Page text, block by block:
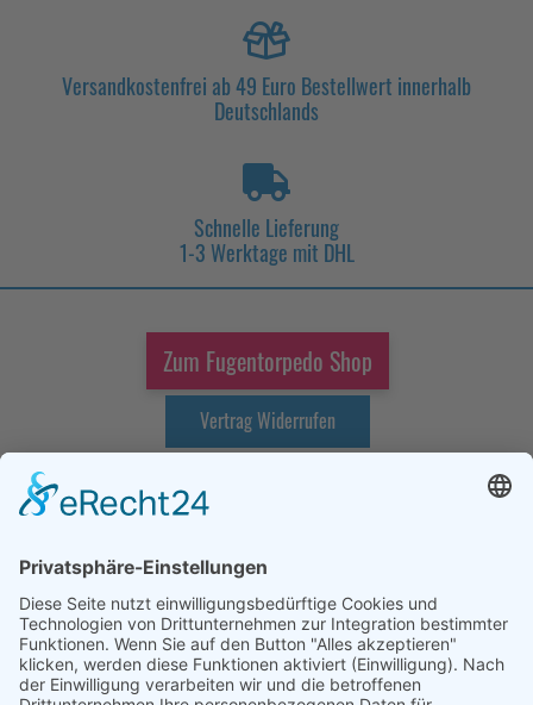
Versandkostenfrei ab 49 Euro Bestellwert innerhalb
Deutschlands
Schnelle Lieferung
1-3 Werktage mit DHL
Zum Fugentorpedo Shop
Vertrag Widerrufen
Cookie-Einstellungen
Zahlungsarten
Versandkosten
Widerrufsbelehrung